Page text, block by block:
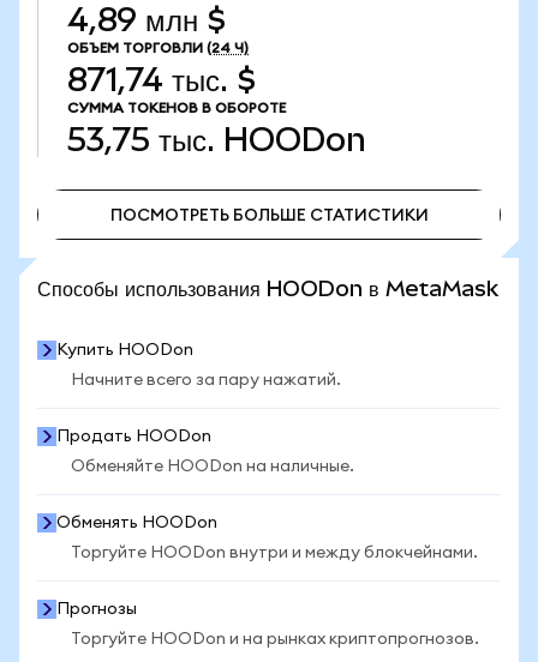
4,89 млн $
ОБЪЕМ ТОРГОВЛИ (24 Ч)
871,74 тыс. $
СУММА ТОКЕНОВ В ОБОРОТЕ
53,75 тыс. HOODon
ПОСМОТРЕТЬ БОЛЬШЕ СТАТИСТИКИ
Способы использования HOODon в MetaMask
Купить HOODon
Начните всего за пару нажатий.
Продать HOODon
Обменяйте HOODon на наличные.
Обменять HOODon
Торгуйте HOODon внутри и между блокчейнами.
Прогнозы
Торгуйте HOODon и на рынках криптопрогнозов.